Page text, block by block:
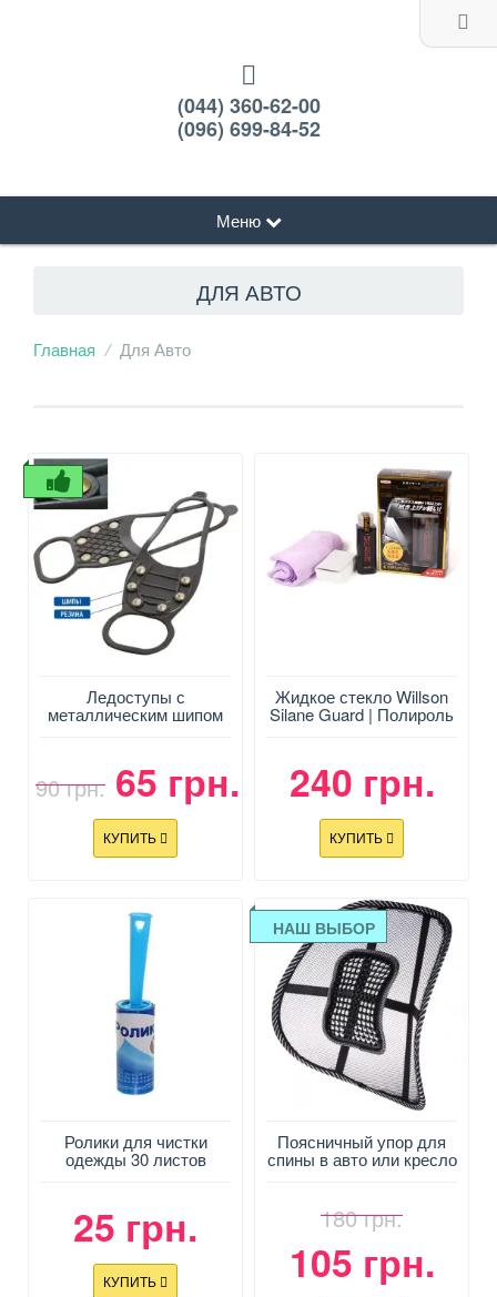
(044) 360-62-00
(096) 699-84-52
Меню
ДЛЯ АВТО
Главная Для Авто
Ледоступы с
металлическим шипом
90 грн. 65 грн.
КУПИТЬ
Жидкое стекло Willson
Silane Guard | Полироль
для автомобиля (57 мл)
240 грн.
КУПИТЬ
Ролики для чистки
одежды 30 листов
25 грн.
КУПИТЬ
НАШ ВЫБОР
Поясничный упор для
спины в авто или кресло
180 грн.
105 грн.